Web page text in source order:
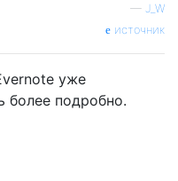
— J_W
источник
уже
более подробно.